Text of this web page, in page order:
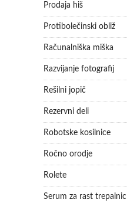
Prodaja hiš
Protibolečinski obliž
Računalniška miška
Razvijanje fotografij
Rešilni jopič
Rezervni deli
Robotske kosilnice
Ročno orodje
Rolete
Serum za rast trepalnic